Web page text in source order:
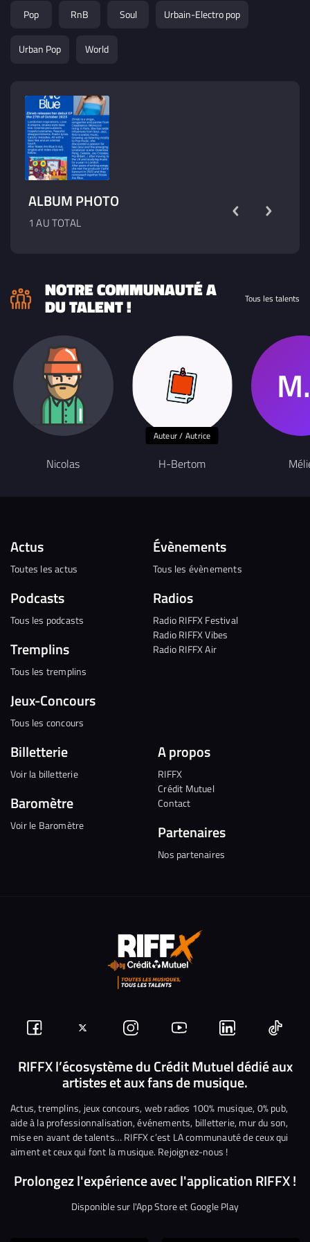
13. Cherry On The Pie - Ziineb
Pop RnB Soul Urbain-Electro pop
Urban Pop World
ALBUM PHOTO
1 AU TOTAL
NOTRE COMMUNAUTÉ A
DU TALENT ! Tous les talents
Nicolas
Auteur / Autrice
H-Bertom
Actus
Toutes les actus
Podcasts
Tous les podcasts
Tremplins
Tous les tremplins
Jeux-Concours
Tous les concours
Évènements
Tous les évènements
Radios
Radio RIFFX Festival
Radio RIFFX Vibes
Radio RIFFX Air
Billetterie
Voir la billetterie
Baromètre
Voir le Baromètre
A propos
RIFFX
Crédit Mutuel
Contact
Partenaires
Nos partenaires
Suivez-
nous
Facebook
Suivez-
nous
sur
Twitter
Nous
rejoindre
sur
Instagram
Nous
rejoindre
sur
YouTube
Nous
rejoindre
sur
Linkedin
Nous
RIFFX l’écosystème du Crédit Mutuel dédié aux
artistes et aux fans de musique.
Actus, tremplins, jeux concours, web radios 100% musique, 0% pub,
aide à la professionnalisation, événements, billetterie, mur du son,
mise en avant de talents… RIFFX c’est LA communauté de ceux qui
aiment et ceux qui font la musique. Rejoignez-nous !
Prolongez l'expérience avec l'application RIFFX !
Disponible sur l'App Store et Google Play